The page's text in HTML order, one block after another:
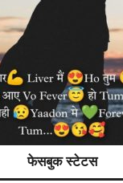
फेसबुक स्टेटस